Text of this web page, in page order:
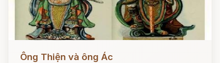
Đọc ngay
Ông Thiện và ông Ác